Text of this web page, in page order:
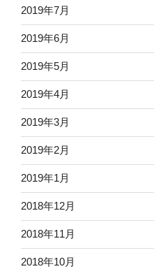
2019年7月
2019年6月
2019年5月
2019年4月
2019年3月
2019年2月
2019年1月
2018年12月
2018年11月
2018年10月